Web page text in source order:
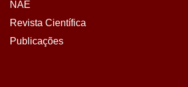
NAE
Revista Científica
Publicações